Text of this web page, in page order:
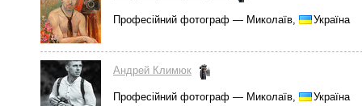
Професійний фотограф — Миколаїв, Україна
Андрей Климюк
Професійний фотограф — Миколаїв, Україна